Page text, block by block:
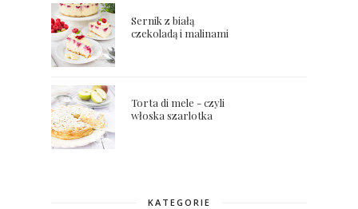
Sernik z białą
czekoladą i malinami
Torta di mele - czyli
włoska szarlotka
KATEGORIE